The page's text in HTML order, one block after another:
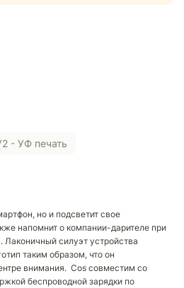
У2 - УФ печать
но и подсветит свое
напомнит о компании-дарителе при
силуэт устройства
таким образом, что он
внимания. Cos совместим со
беспроводной зарядки по